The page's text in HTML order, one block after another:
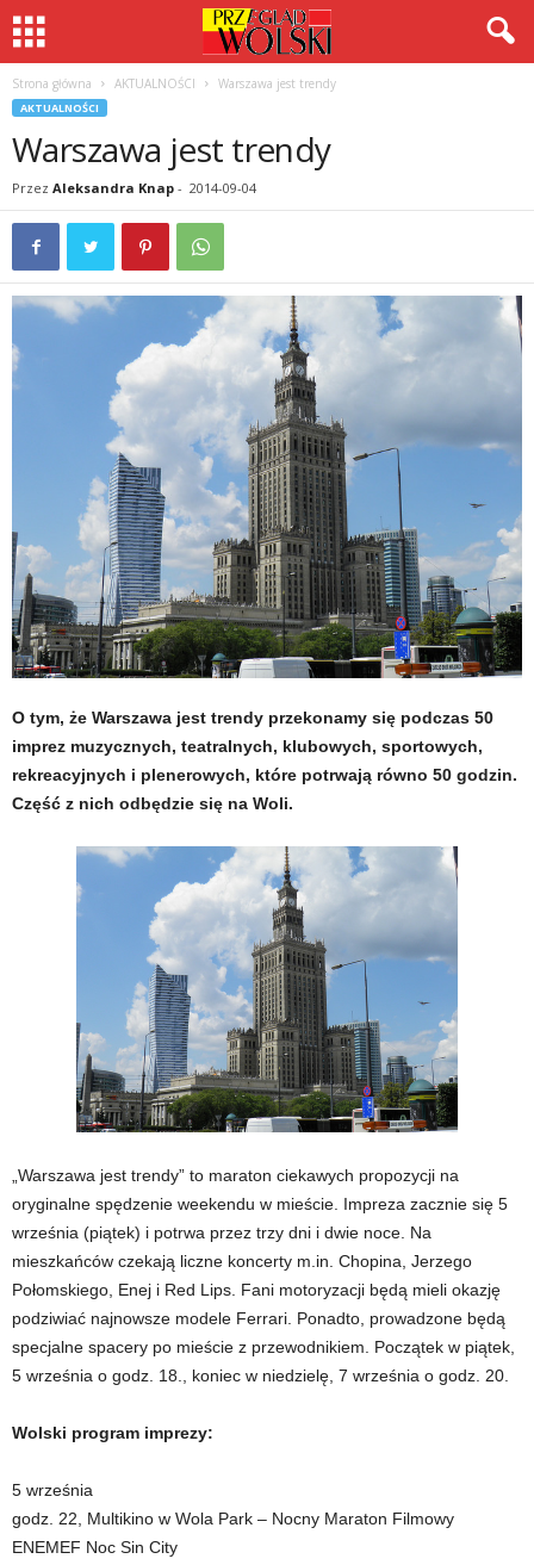
Strona główna AKTUALNOŚCI Warszawa jest trendy
AKTUALNOŚCI
Warszawa jest trendy
Przez Aleksandra Knap - 2014-09-04
O tym, że Warszawa jest trendy przekonamy się podczas 50
imprez muzycznych, teatralnych, klubowych, sportowych,
rekreacyjnych i plenerowych, które potrwają równo 50 godzin.
Część z nich odbędzie się na Woli.
„Warszawa jest trendy” to maraton ciekawych propozycji na
oryginalne spędzenie weekendu w mieście. Impreza zacznie się 5
września (piątek) i potrwa przez trzy dni i dwie noce. Na
mieszkańców czekają liczne koncerty m.in. Chopina, Jerzego
Połomskiego, Enej i Red Lips. Fani motoryzacji będą mieli okazję
podziwiać najnowsze modele Ferrari. Ponadto, prowadzone będą
specjalne spacery po mieście z przewodnikiem. Początek w piątek,
5 września o godz. 18., koniec w niedzielę, 7 września o godz. 20.
Wolski program imprezy:
5 września
godz. 22, Multikino w Wola Park – Nocny Maraton Filmowy
ENEMEF Noc Sin City